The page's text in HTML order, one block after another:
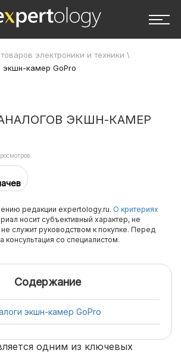
электроники и техники \
экшн-камер GoPro
ЭКШН-КАМЕР
редакции expertology.ru. О критериях
носит субъективный характер, не
служит руководством к покупке. Перед
консультация со специалистом.
Содержание
экшн-камер GoPro
одним из ключевых